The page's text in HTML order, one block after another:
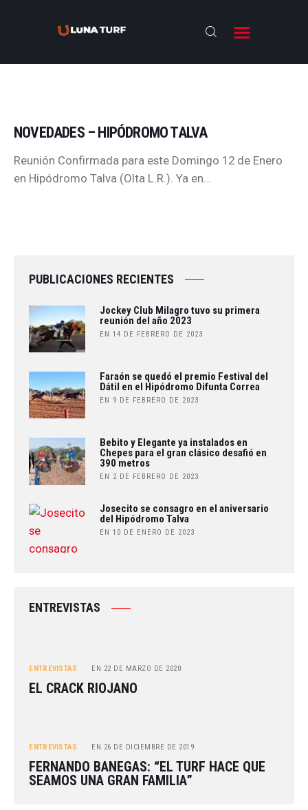
ANTESALA
NOSOTROS
NOVEDADES – HIPÓDROMO TALVA
Reunión Confirmada para este Domingo 12 de Enero
en Hipódromo Talva (Olta L.R.). Ya en…
PUBLICACIONES RECIENTES
Jockey Club Milagro tuvo su primera
reunión del año 2023
EN 14 DE FEBRERO DE 2023
Faraón se quedó el premio Festival del
Dátil en el Hipódromo Difunta Correa
EN 9 DE FEBRERO DE 2023
Bebito y Elegante ya instalados en
Chepes para el gran clásico desafió en
390 metros
EN 2 DE FEBRERO DE 2023
Josecito se consagro en el aniversario
del Hipódromo Talva
EN 10 DE ENERO DE 2023
ENTREVISTAS
ENTREVISTAS EN 22 DE MARZO DE 2020
EL CRACK RIOJANO
ENTREVISTAS EN 26 DE DICIEMBRE DE 2019
FERNANDO BANEGAS: “EL TURF HACE QUE
SEAMOS UNA GRAN FAMILIA”